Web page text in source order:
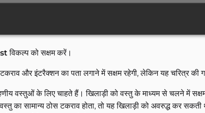
विकल्प को सक्षम करें।
और इंटरैक्शन का पता लगाने में सक्षम रहेगी, लेकिन यह चरित्र की
वस्तुओं के लिए चाहते हैं। खिलाड़ी को वस्तु के माध्यम से चलने में
का सामान्य ठोस टकराव होता, तो यह खिलाड़ी को अवरुद्ध कर